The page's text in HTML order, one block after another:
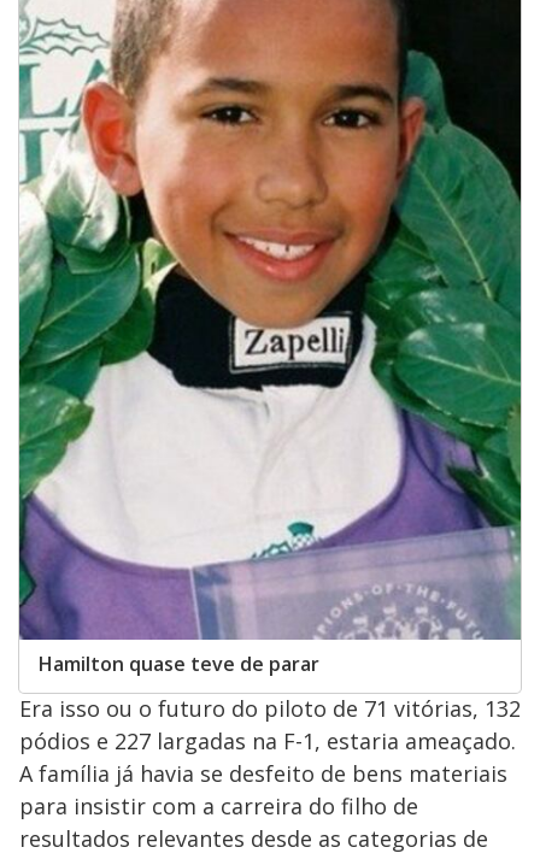
Hamilton quase teve de parar
Era isso ou o futuro do piloto de 71 vitórias, 132
pódios e 227 largadas na F-1, estaria ameaçado.
A família já havia se desfeito de bens materiais
para insistir com a carreira do filho de
resultados relevantes desde as categorias de